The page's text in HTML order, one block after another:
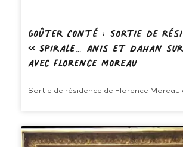
Goûter Conté : Sortie de
« Spirale… Anis et Dahan
avec Florence Moreau
Sortie de résidence de Florence Moreau